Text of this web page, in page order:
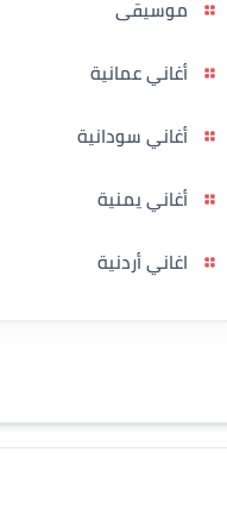
موسيقى
أغاني عمانية
أغاني سودانية
أغاني يمنية
اغاني أردنية